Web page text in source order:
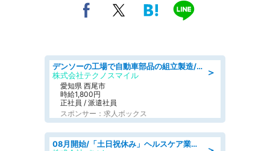
＞
デンソーの工場で自動車部品の組立製造/denso aichi
株式会社テクノスマイル
愛知県 西尾市
時給1,800円
正社員 / 派遣社員
スポンサー：求人ボックス
08月開始/「土日祝休み」ヘルスケア業界の産業保健師/高時給/未経験OK/要資格:保健師、正看護師